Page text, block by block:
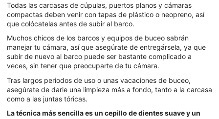
Todas las carcasas de cúpulas, puertos planos y cámaras
compactas deben venir con tapas de plástico o neopreno, así
que colócatelas antes de subir al barco.
Muchos chicos de los barcos y equipos de buceo sabrán
manejar tu cámara, así que asegúrate de entregársela, ya que
subir de nuevo al barco puede ser bastante complicado a
veces, sin tener que preocuparte de tu cámara.
Tras largos periodos de uso o unas vacaciones de buceo,
asegúrate de darle una limpieza más a fondo, tanto a la carcasa
como a las juntas tóricas.
La técnica más sencilla es un cepillo de dientes suave y un